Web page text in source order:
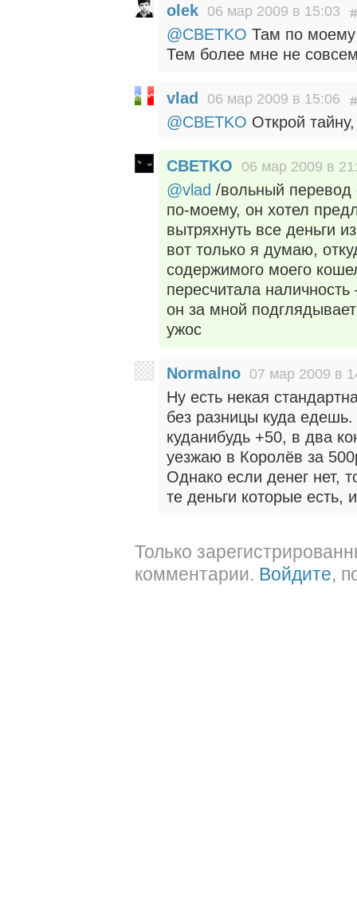
olek 06 мар 2009 в 15:03
@CBETKO Там по
Тем более мне не
vlad 06 мар 2009 в 15:06
@CBETKO Открой
CBETKO 06 мар 2009 в
@vlad /вольный перевод
по-моему, он хотел
вытряхнуть все деньги
вот только я думаю,
содержимого моего
пересчитала
он за мной подглядывает
ужос
Normalno 07 мар 2009 в
Ну есть некая
без разницы куда
куданибудь +50, в два
уезжаю в Королёв за
Однако если денег нет,
те деньги которые есть,
Только
комментарии. Войдите,